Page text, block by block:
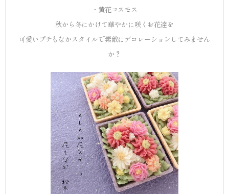
・黄花コスモス
秋から冬にかけて華やかに咲くお花達を
可愛いプチもなかスタイルで素敵にデコレーションしてみません
か？